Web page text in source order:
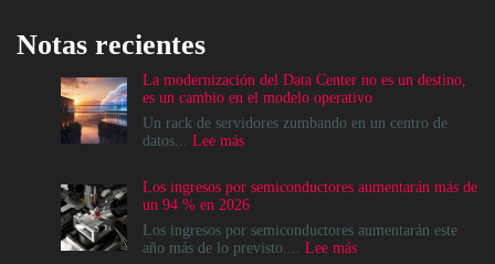
Notas recientes
La modernización del Data Center no es un destino,
es un cambio en el modelo operativo
Un rack de servidores zumbando en un centro de
datos... Lee más:
del
Data
Center
no
Los ingresos por semiconductores aumentarán más de
un 94 % en 2026
Los ingresos por semiconductores aumentarán este
año más de lo previsto.... Lee más: